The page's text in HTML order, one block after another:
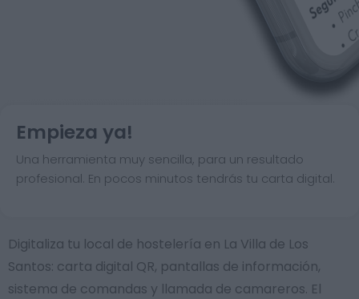
Empieza ya!
Una herramienta muy sencilla, para un resultado
profesional. En pocos minutos tendrás tu carta digital.
Digitaliza tu local de hostelería en La Villa de Los
Santos: carta digital QR, pantallas de información,
sistema de comandas y llamada de camareros. El